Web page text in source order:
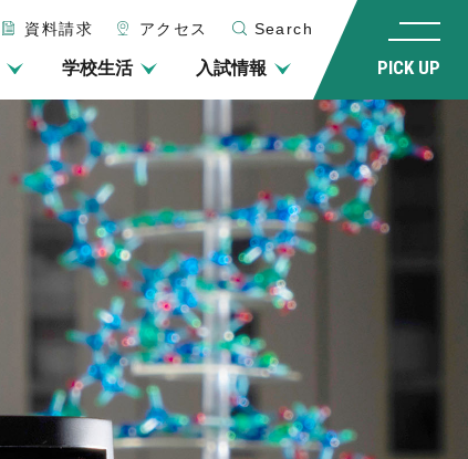
資料請求 アクセス Search
学校生活 入試情報